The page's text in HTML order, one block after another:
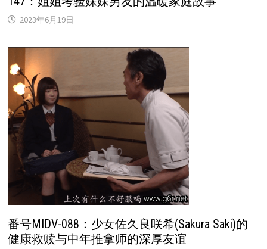
2023年6月19日
番号MIDV-088：少女佐久良咲希(Sakura Saki)的
健康救赎与中年推拿师的深厚友谊